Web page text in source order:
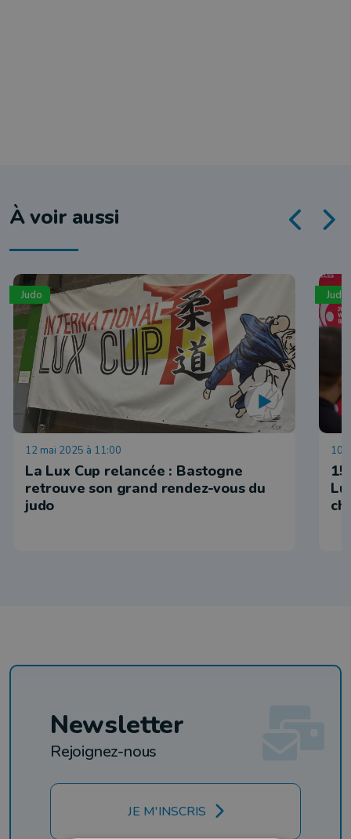
À voir aussi
Judo
12 mai 2025 à 11:00
La Lux Cup relancée : Bastogne
retrouve son grand rendez-vous du
judo
Judo
10
Newsletter
Rejoignez-nous
JE M'INSCRIS